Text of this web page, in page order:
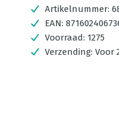
Artikelnummer:
EAN:
Voorraad: 1275
Verzending: Voor